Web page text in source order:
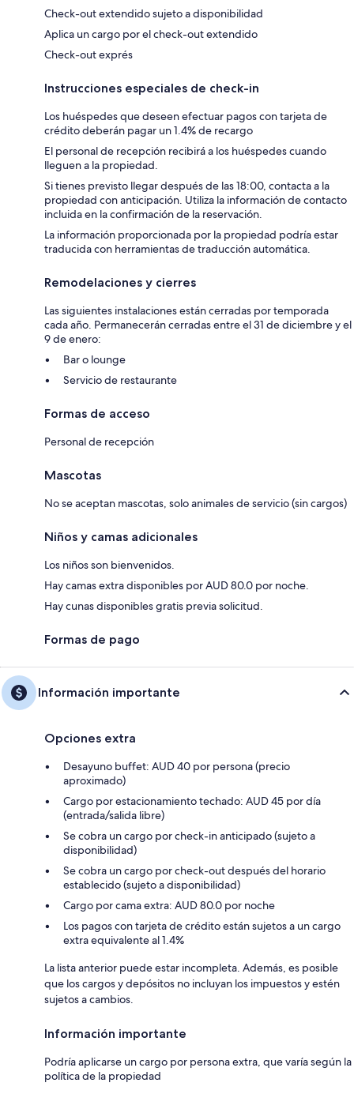
Check-out extendido sujeto a disponibilidad
Aplica un cargo por el check-out extendido
Check-out exprés
Instrucciones especiales de check-in
Los huéspedes que deseen efectuar pagos con tarjeta de
crédito deberán pagar un 1.4% de recargo
El personal de recepción recibirá a los huéspedes cuando
lleguen a la propiedad.
Si tienes previsto llegar después de las 18:00, contacta a la
propiedad con anticipación. Utiliza la información de contacto
incluida en la confirmación de la reservación.
La información proporcionada por la propiedad podría estar
traducida con herramientas de traducción automática.
Remodelaciones y cierres
Las siguientes instalaciones están cerradas por temporada
cada año. Permanecerán cerradas entre el 31 de diciembre y el
9 de enero:
Bar o lounge
Servicio de restaurante
Formas de acceso
Personal de recepción
Mascotas
No se aceptan mascotas, solo animales de servicio (sin cargos)
Niños y camas adicionales
Los niños son bienvenidos.
Hay camas extra disponibles por AUD 80.0 por noche.
Hay cunas disponibles gratis previa solicitud.
Formas de pago
Información importante
Opciones extra
Desayuno buffet: AUD 40 por persona (precio
aproximado)
Cargo por estacionamiento techado: AUD 45 por día
(entrada/salida libre)
Se cobra un cargo por check-in anticipado (sujeto a
disponibilidad)
Se cobra un cargo por check-out después del horario
establecido (sujeto a disponibilidad)
Cargo por cama extra: AUD 80.0 por noche
Los pagos con tarjeta de crédito están sujetos a un cargo
extra equivalente al 1.4%
La lista anterior puede estar incompleta. Además, es posible
que los cargos y depósitos no incluyan los impuestos y estén
sujetos a cambios.
Información importante
Podría aplicarse un cargo por persona extra, que varía según la
política de la propiedad